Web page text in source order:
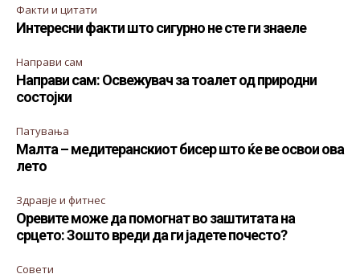
Факти и цитати
Интересни факти што сигурно не сте ги знаеле
Направи сам
Направи сам: Освежувач за тоалет од природни
состојки
Патувања
Малта – медитеранскиот бисер што ќе ве освои ова
лето
Здравје и фитнес
Оревите може да помогнат во заштитата на
срцето: Зошто вреди да ги јадете почесто?
Совети